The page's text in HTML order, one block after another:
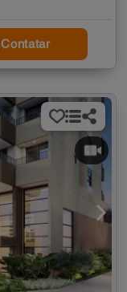
Contatar